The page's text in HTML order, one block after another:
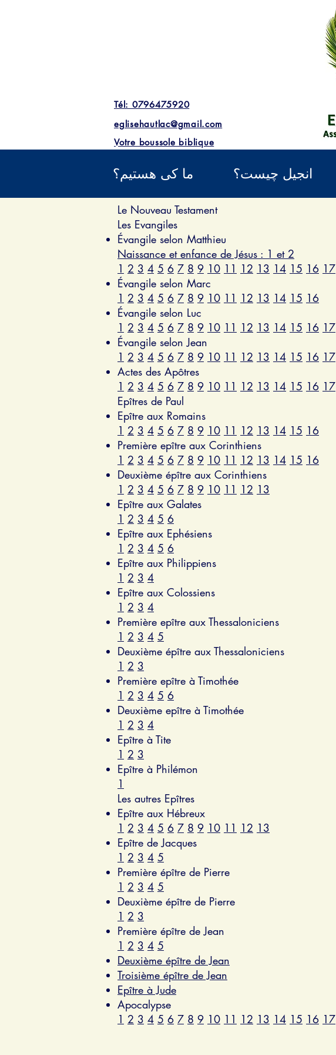
Tél: 0796475920
eglisehautlac@gmail.com
Votre boussole biblique
ما کی هستیم؟ انجیل چیست؟
Le Nouveau Testament
Les Evangiles
Évangile selon Matthieu
Naissance et enfance de Jésus : 1 et 2
1 2 3 4 5 6 7 8 9 10 11 12 13 14 15 16 17
Évangile selon Marc
1 2 3 4 5 6 7 8 9 10 11 12 13 14 15 16
Évangile selon Luc
1 2 3 4 5 6 7 8 9 10 11 12 13 14 15 16 17
Évangile selon Jean
1 2 3 4 5 6 7 8 9 10 11 12 13 14 15 16 17
Actes des Apôtres
1 2 3 4 5 6 7 8 9 10 11 12 13 14 15 16 17
Epîtres de Paul
Epître aux Romains
1 2 3 4 5 6 7 8 9 10 11 12 13 14 15 16
Première epître aux Corinthiens
1 2 3 4 5 6 7 8 9 10 11 12 13 14 15 16
Deuxième épître aux Corinthiens
1 2 3 4 5 6 7 8 9 10 11 12 13
Epître aux Galates
1 2 3 4 5 6
Epître aux Ephésiens
1 2 3 4 5 6
Epître aux Philippiens
1 2 3 4
Epître aux Colossiens
1 2 3 4
Première epître aux Thessaloniciens
1 2 3 4 5
Deuxième épître aux Thessaloniciens
1 2 3
Première epître à Timothée
1 2 3 4 5 6
Deuxième epître à Timothée
1 2 3 4
Epître à Tite
1 2 3
Epître à Philémon
1
Les autres Epîtres
Epître aux Hébreux
1 2 3 4 5 6 7 8 9 10 11 12 13
Epître de Jacques
1 2 3 4 5
Première épître de Pierre
1 2 3 4 5
Deuxième épître de Pierre
1 2 3
Première épître de Jean
1 2 3 4 5
Deuxième épître de Jean
Troisième épître de Jean
Epître à Jude
Apocalypse
1 2 3 4 5 6 7 8 9 10 11 12 13 14 15 16 17